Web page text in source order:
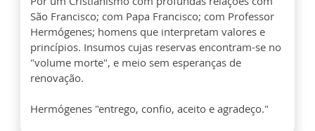
São Francisco; com Papa Francisco; com Professor
Hermógenes; homens que interpretam valores e
princípios. Insumos cujas reservas encontram-se no
"volume morte", e meio sem esperanças de
renovação.
Hermógenes "entrego, confio, aceito e agradeço."